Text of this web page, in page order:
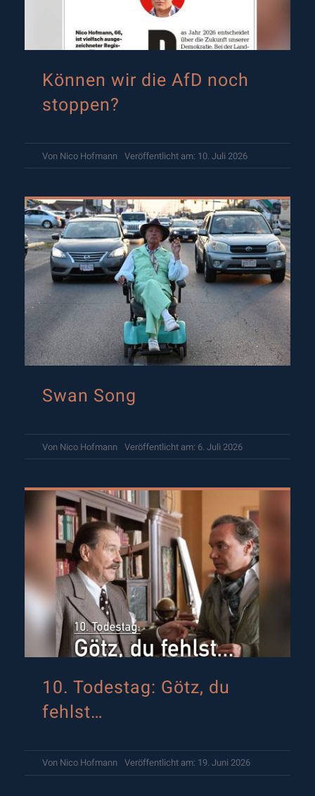
Können wir die AfD noch
stoppen?
Von Nico Hofmann Veröffentlicht am: 10. Juli 2026
Swan Song
Von Nico Hofmann Veröffentlicht am: 6. Juli 2026
10. Todestag: Götz, du
fehlst…
Von Nico Hofmann Veröffentlicht am: 19. Juni 2026